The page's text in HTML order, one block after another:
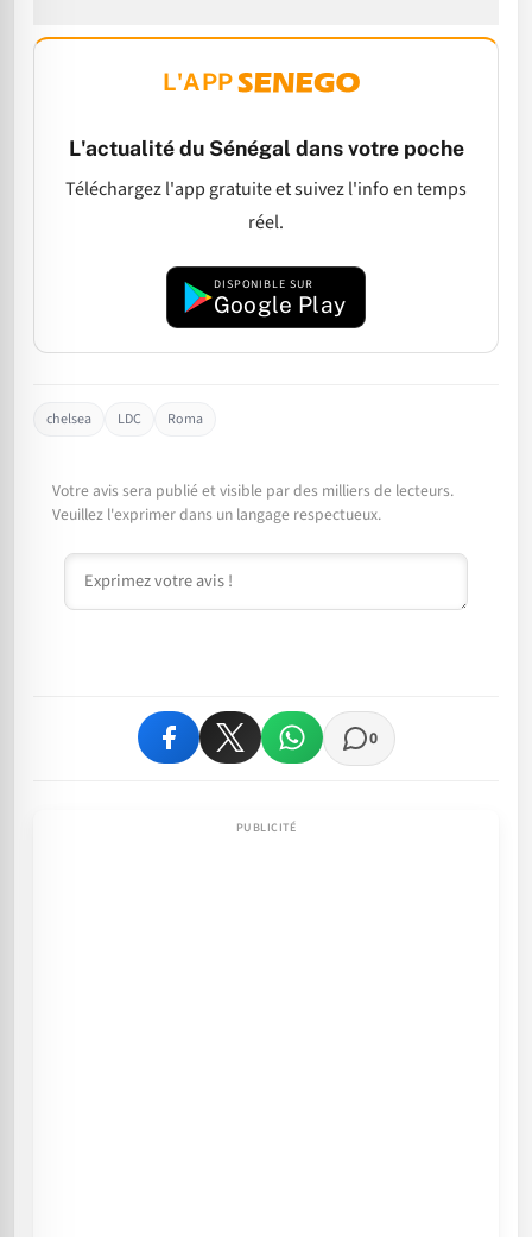
L'APP
L'actualité du Sénégal dans votre poche
Téléchargez l'app gratuite et suivez l'info en temps
réel.
DISPONIBLE SUR
Google Play
chelsea LDC Roma
Votre avis sera publié et visible par des milliers de lecteurs.
Veuillez l'exprimer dans un langage respectueux.
Commentaire
0